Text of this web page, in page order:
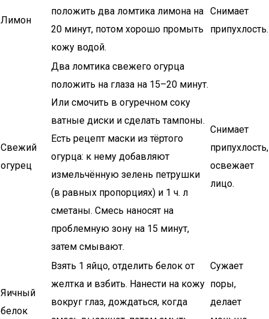
Лимон
положить два ломтика лимона на
20 минут, потом хорошо промыть
кожу водой.
Снимает
припухлость.
Свежий
огурец
Два ломтика свежего огурца
положить на глаза на 15–20 минут.
Или смочить в огуречном соку
ватные диски и сделать тампоны.
Есть рецепт маски из тёртого
огурца: к нему добавляют
измельчённую зелень петрушки
(в равных пропорциях) и 1 ч. л
сметаны. Смесь наносят на
проблемную зону на 15 минут,
затем смывают.
Снимает
припухлость,
освежает
лицо.
Яичный
белок
Взять 1 яйцо, отделить белок от
желтка и взбить. Нанести на кожу
вокруг глаз, дождаться, когда
Сужает
поры,
делает